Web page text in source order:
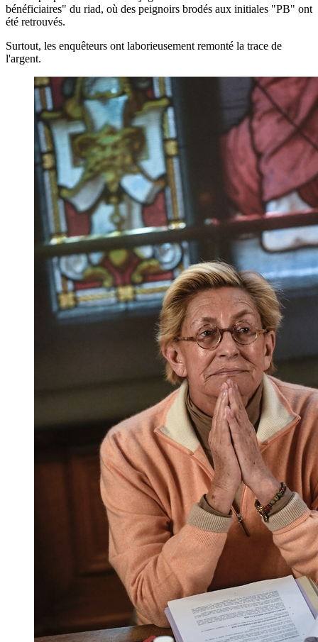
bénéficiaires" du riad, où des peignoirs brodés aux initiales "PB" ont
été retrouvés.
Surtout, les enquêteurs ont laborieusement remonté la trace de
l'argent.